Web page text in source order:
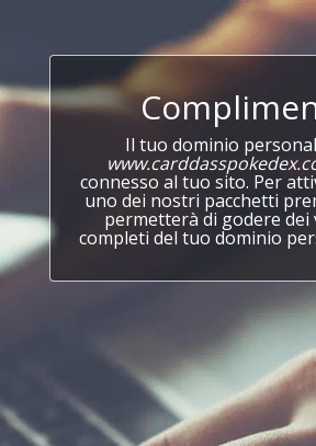
Il tuo dominio
connesso al tuo sito. Per
uno dei nostri pacchetti
permetterà di godere dei
completi del tuo dominio